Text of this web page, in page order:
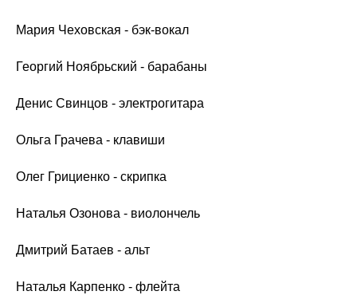
Мария Чеховская - бэк-вокал
Георгий Ноябрьский - барабаны
Денис Свинцов - электрогитара
Ольга Грачева - клавиши
Олег Грициенко - скрипка
Наталья Озонова - виолончель
Дмитрий Батаев - альт
Наталья Карпенко - флейта